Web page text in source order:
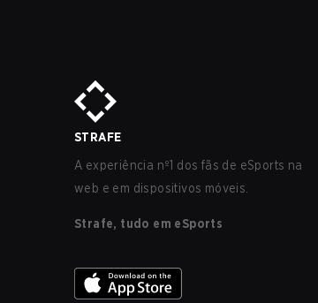
STRAFE
A experiência nº1 dos fãs de eSports na
web e em dispositivos móveis.
Strafe, tudo em eSports